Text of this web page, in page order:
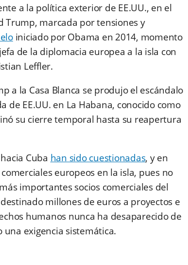
a la política exterior de EE.UU., en el
Trump, marcada por tensiones y
iniciado por Obama en 2014, momento
de la diplomacia europea a la isla con
Leffler.
a la Casa Blanca se produjo el escándalo
de EE.UU. en La Habana, conocido como
su cierre temporal hasta su reapertura
Cuba han sido cuestionadas, y en
europeos en la isla, pues no
importantes socios comerciales del
millones de euros a proyectos e
humanos nunca ha desaparecido de
exigencia sistemática.